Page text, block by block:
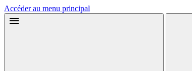
Accéder au menu principal